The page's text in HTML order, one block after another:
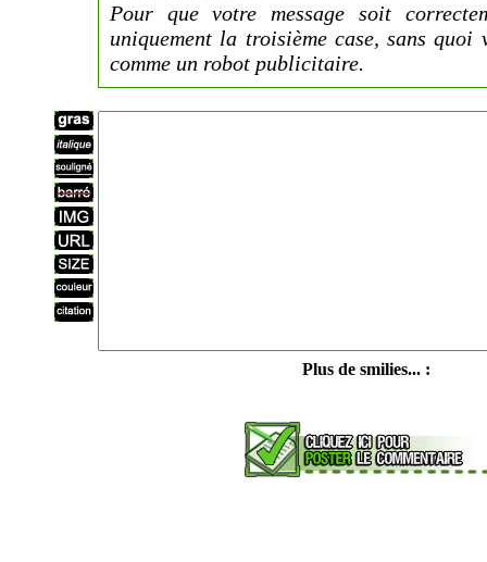
Pour que votre message soit
uniquement la troisième case, sans quoi
comme un robot publicitaire.
Plus de smilies... :